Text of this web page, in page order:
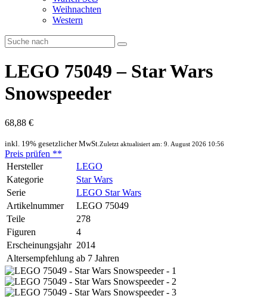
Weihnachten
Western
LEGO 75049 – Star Wars
Snowspeeder
68,88 €
inkl. 19% gesetzlicher MwSt. Zuletzt aktualisiert am: 9. August 2026 10:56
Preis prüfen **
Hersteller
LEGO
Kategorie
Star Wars
Serie
LEGO Star Wars
Artikelnummer
LEGO 75049
Teile
278
Figuren
4
Erscheinungsjahr 2014
Altersempfehlung ab 7 Jahren